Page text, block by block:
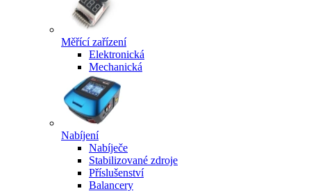
Měřící zařízení
Elektronická
Mechanická
Nabíjení
Nabíječe
Stabilizované zdroje
Příslušenství
Balancery